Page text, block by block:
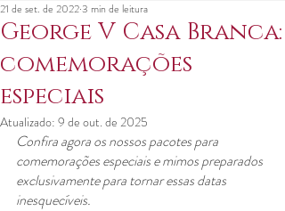
George V Casa Branca:
comemorações
especiais
21 de set. de 20223 min de leitura
Atualizado: 9 de out. de 2025
Confira agora os nossos pacotes para
comemorações especiais e mimos preparados
exclusivamente para tornar essas datas
inesquecíveis.